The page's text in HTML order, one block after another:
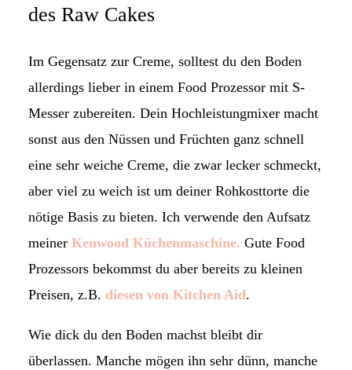
des Raw Cakes
Im Gegensatz zur Creme, solltest du den Boden
allerdings lieber in einem Food Prozessor mit S-
Messer zubereiten. Dein Hochleistungmixer macht
sonst aus den Nüssen und Früchten ganz schnell
eine sehr weiche Creme, die zwar lecker schmeckt,
aber viel zu weich ist um deiner Rohkosttorte die
nötige Basis zu bieten. Ich verwende den Aufsatz
meiner Kenwood Küchenmaschine. Gute Food
Prozessors bekommst du aber bereits zu kleinen
Preisen, z.B. diesen von Kitchen Aid.
Wie dick du den Boden machst bleibt dir
überlassen. Manche mögen ihn sehr dünn, manche